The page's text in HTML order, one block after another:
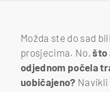
Možda ste do sad
prosjecima. No,što
odjednom počela
uobičajeno? Navikli